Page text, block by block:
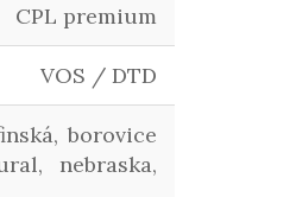
CPL premium
VOS / DTD
borovice
nebraska,